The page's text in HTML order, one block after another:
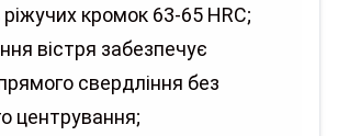
ріжучих кромок 63-65 HRC;
вістря забезпечує
свердління без
центрування;